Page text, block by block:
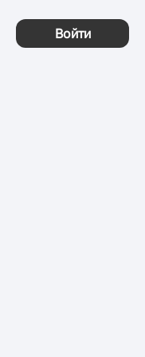
Войти